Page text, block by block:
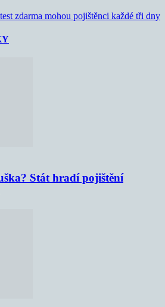
zdarma mohou pojištěnci každé tři dny
Stát hradí pojištění